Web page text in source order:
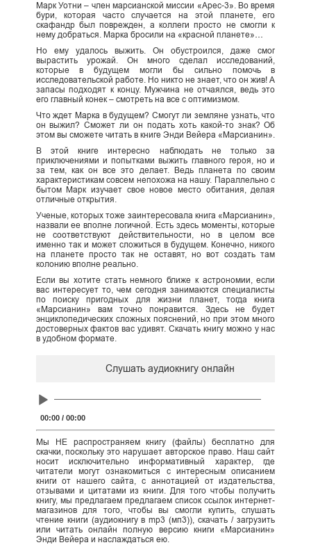
Марк Уотни – член марсианской миссии «Арес-3». Во время
бури, которая часто случается на этой планете, его
скафандр был поврежден, а коллеги просто не смогли к
нему добраться. Марка бросили на «красной планете»…
Но ему удалось выжить. Он обустроился, даже смог
вырастить урожай. Он много сделал исследований,
которые в будущем могли бы сильно помочь в
исследовательской работе. Но никто не знает, что он жив! А
запасы подходят к концу. Мужчина не отчаялся, ведь это
его главный конек – смотреть на все с оптимизмом.
Что ждет Марка в будущем? Смогут ли земляне узнать, что
он выжил? Сможет ли он подать хоть какой-то знак? Об
этом вы сможете читать в книге Энди Вейера «Марсианин».
В этой книге интересно наблюдать не только за
приключениями и попытками выжить главного героя, но и
за тем, как он все это делает. Ведь планета по своим
характеристикам совсем непохожа на нашу. Параллельно с
бытом Марк изучает свое новое место обитания, делая
отличные открытия.
Ученые, которых тоже заинтересовала книга «Марсианин»,
назвали ее вполне логичной. Есть здесь моменты, которые
не соответствуют действительности, но в целом все
именно так и может сложиться в будущем. Конечно, никого
на планете просто так не оставят, но вот создать там
колонию вполне реально.
Если вы хотите стать немного ближе к астрономии, если
вас интересует то, чем сегодня занимаются специалисты
по поиску пригодных для жизни планет, тогда книга
«Марсианин» вам точно понравится. Здесь не будет
энциклопедических сложных пояснений, но при этом много
достоверных фактов вас удивят. Скачать книгу можно у нас
в удобном формате.
Слушать аудиокнигу онлайн
Audio
00:00/ 00:00
Мы НЕ распространяем книгу (файлы) бесплатно для
скачки, поскольку это нарушает авторское право. Наш сайт
носит исключительно информативный характер, где
читатели могут ознакомиться с интересным описанием
книги от нашего сайта, с аннотацией от издательства,
отзывами и цитатами из книги. Для того чтобы получить
книгу, мы предлагаем предлагаем список ссылок интернет-
магазинов для того, чтобы вы смогли купить, слушать
чтение книги (аудиокнигу в mp3 (мп3)), скачать / загрузить
или читать онлайн полную версию книги «Марсианин»
Энди Вейера и наслаждаться ею.